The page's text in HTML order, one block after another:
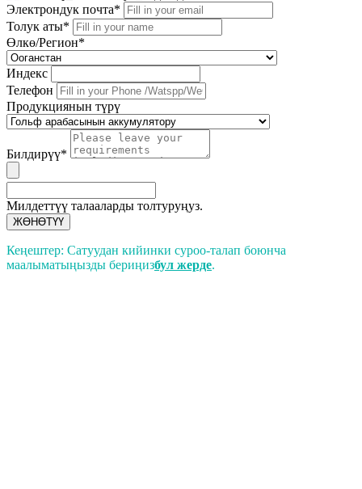
Электрондук почта*
Толук аты*
Өлкө/Регион*
Индекс
Телефон
Продукциянын түрү
Билдирүү*
Милдеттүү талааларды толтуруңуз.
ЖӨНӨТҮҮ
Кеңештер: Сатуудан кийинки суроо-талап боюнча
маалыматыңызды бериңизбул жерде.